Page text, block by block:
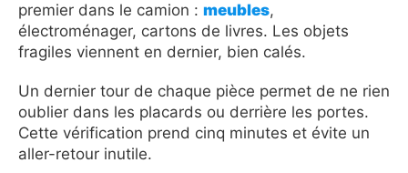
premier dans le camion : meubles,
électroménager, cartons de livres. Les objets
fragiles viennent en dernier, bien calés.
Un dernier tour de chaque pièce permet de ne rien
oublier dans les placards ou derrière les portes.
Cette vérification prend cinq minutes et évite un
aller-retour inutile.